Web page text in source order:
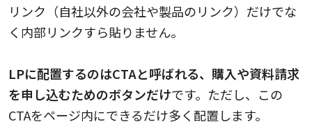
リンク（自社以外の会社や製品のリンク）だけでな
く内部リンクすら貼りません。
LPに配置するのはCTAと呼ばれる、購入や資料請求
を申し込むためのボタンだけです。ただし、この
CTAをページ内にできるだけ多く配置します。